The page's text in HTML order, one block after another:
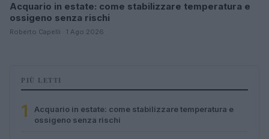
Acquario in estate: come stabilizzare temperatura e
ossigeno senza rischi
Roberto Capelli · 1 Ago 2026
PIÙ LETTI
1
Acquario in estate: come stabilizzare temperatura e
ossigeno senza rischi